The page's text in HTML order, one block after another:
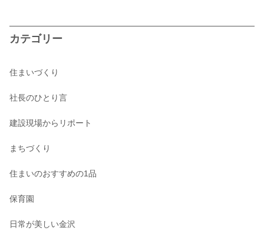
カテゴリー
住まいづくり
社長のひとり言
建設現場からリポート
まちづくり
住まいのおすすめの1品
保育園
日常が美しい金沢